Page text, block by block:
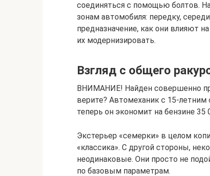
соединяться с помощью болтов.
зонам автомобиля: передку,
предназначение, как они влияют
их модернизировать.
Взгляд с общего
ВНИМАНИЕ! Найден совершенно
верите? Автомеханик с 15-
теперь он экономит на бензине
Экстерьер «семерки» в целом
«классика». С другой стороны,
неодинаковые. Они просто не
по базовым параметрам.